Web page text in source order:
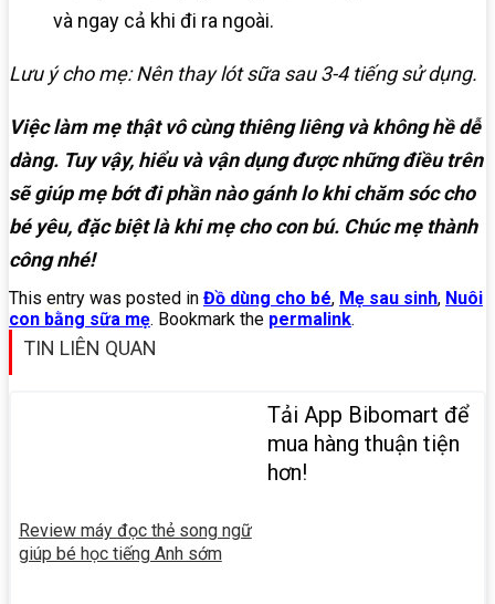
và ngay cả khi đi ra ngoài.
Lưu ý cho mẹ: Nên thay lót sữa sau 3-4 tiếng sử dụng.
Việc làm mẹ thật vô cùng thiêng liêng và không hề dễ
dàng. Tuy vậy, hiểu và vận dụng được những điều trên
sẽ giúp mẹ bớt đi phần nào gánh lo khi chăm sóc cho
bé yêu, đặc biệt là khi mẹ cho con bú. Chúc mẹ thành
công nhé!
This entry was posted in Đồ dùng cho bé, Mẹ sau sinh, Nuôi
con bằng sữa mẹ. Bookmark the permalink.
TIN LIÊN QUAN
Review máy đọc thẻ song ngữ
giúp bé học tiếng Anh sớm
Tải App Bibomart để
mua hàng thuận tiện
hơn!